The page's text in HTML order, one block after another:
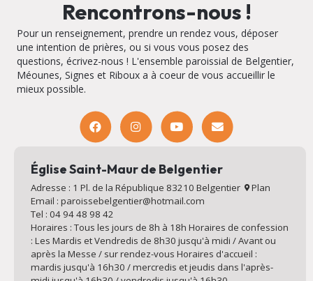
Rencontrons-nous !
Pour un renseignement, prendre un rendez vous, déposer
une intention de prières, ou si vous vous posez des
questions, écrivez-nous ! L'ensemble paroissial de Belgentier,
Méounes, Signes et Riboux a à coeur de vous accueillir le
mieux possible.
Église Saint-Maur de Belgentier
Adresse : 1 Pl. de la République 83210 Belgentier
Plan
Email : paroissebelgentier@hotmail.com
Tel : 04 94 48 98 42
Horaires : Tous les jours de 8h à 18h Horaires de confession
: Les Mardis et Vendredis de 8h30 jusqu'à midi / Avant ou
après la Messe / sur rendez-vous Horaires d'accueil :
mardis jusqu'à 16h30 / mercredis et jeudis dans l'après-